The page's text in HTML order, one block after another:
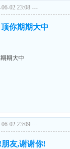
02 23:08 ---
你期期大中
期大中
02 23:09 ---
友,谢谢你!